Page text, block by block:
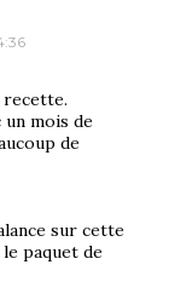
recette.
un mois de
de
sur cette
paquet de